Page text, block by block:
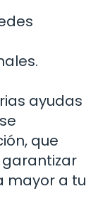
ayudas
que
mayor a tu